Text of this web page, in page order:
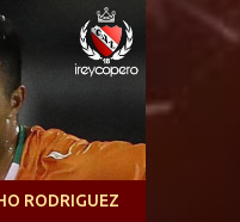
deporte”,
que
se clasifica a la
2021. En este
modificaciones
en fase de grupos
sólo los
los 8vos.
RODRIGUEZ